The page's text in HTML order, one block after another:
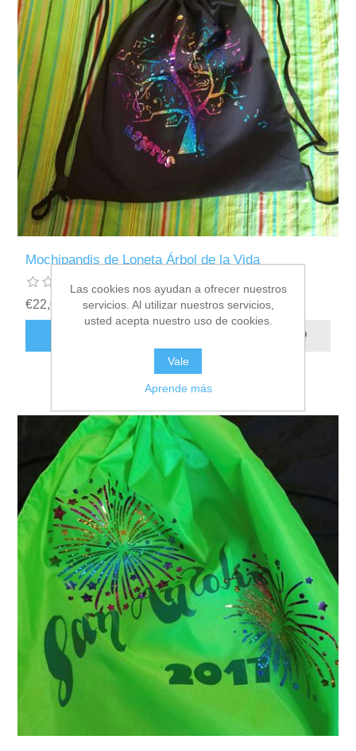
Mochipandis de Loneta Árbol de la Vida
€22,00 incl impuestos
Las cookies nos ayudan a ofrecer nuestros
servicios. Al utilizar nuestros servicios,
usted acepta nuestro uso de cookies.
Vale
Aprende más